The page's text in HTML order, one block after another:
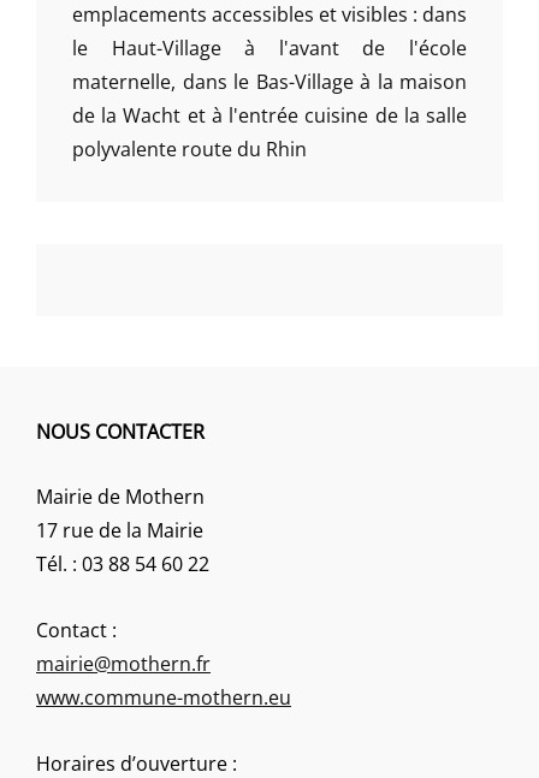
emplacements accessibles et visibles : dans
le Haut-Village à l'avant de l'école
maternelle, dans le Bas-Village à la maison
de la Wacht et à l'entrée cuisine de la salle
polyvalente route du Rhin
NOUS CONTACTER
Mairie de Mothern
17 rue de la Mairie
Tél. : 03 88 54 60 22
Contact :
mairie@mothern.fr
www.commune-mothern.eu
Horaires d’ouverture :